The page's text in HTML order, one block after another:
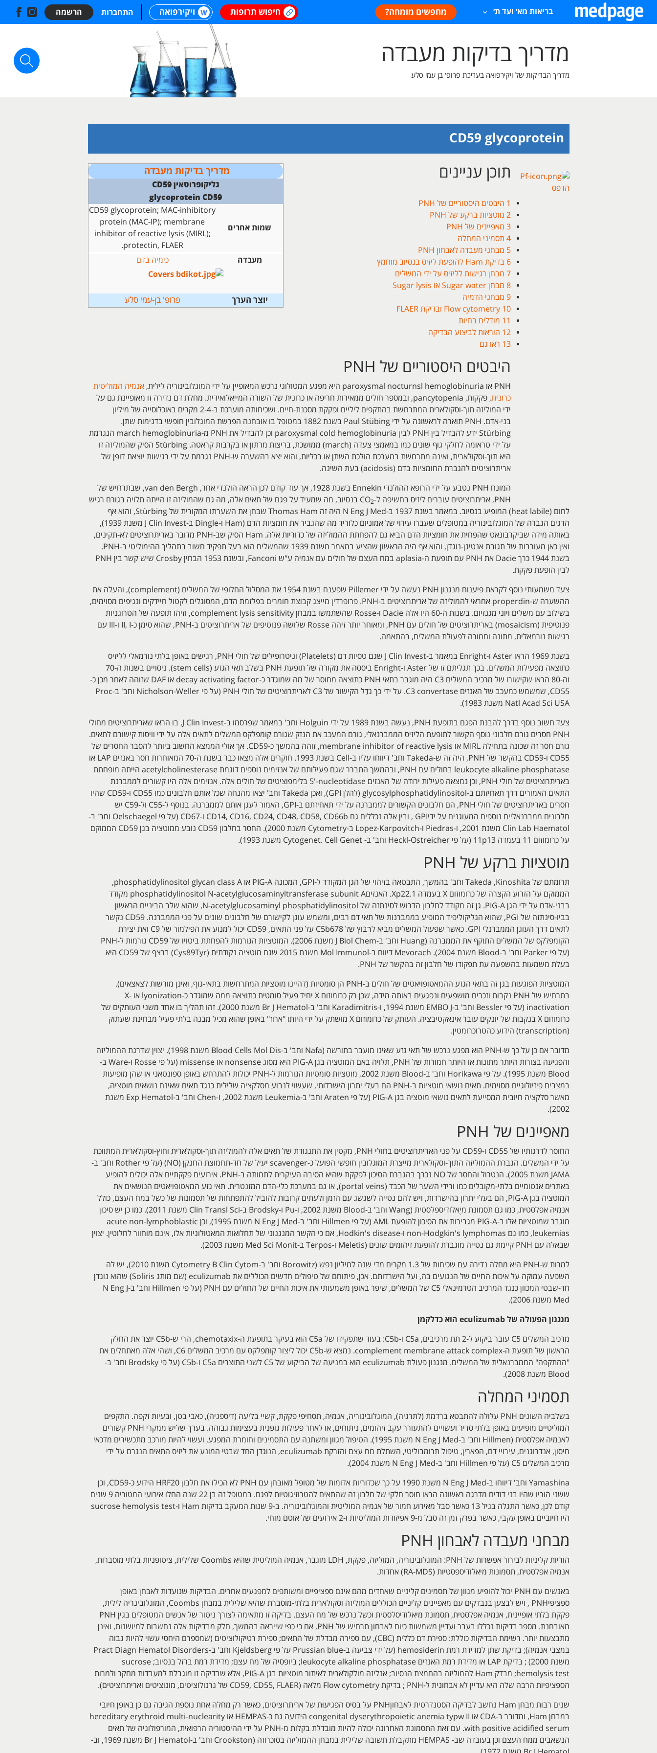
בריאות מא׳ ועד ת׳ מחפשים מומחה? חיפוש תרופות ויקירפואה התחברות הרשמה
מדריך בדיקות מעבדה
מדריך הבדיקות של ויקירפואה בעריכת פרופ׳ בן עמי סלע
CD59 glycoprotein
הדפס
מדריך בדיקות מעבדה
גליקופרוטאין CD59
glycoprotein CD59
שמות אחרים
CD59 glycoprotein; MAC-inhibitory
protein (MAC-IP); membrane
inhibitor of reactive lysis (MIRL);
protectin, FLAER.
מעבדה
כימיה בדם
יוצר הערך פרופ' בן-עמי סלע
תוכן עניינים
1 היבטים היסטוריים של PNH
2 מוטציות ברקע של PNH
3 מאפיינים של PNH
4 תסמיני המחלה
5 מבחני מעבדה לאבחון PNH
6 בדיקת Ham להופעת ליזיס בנסיוב מוחמץ
7 מבחן רגישות לליזיס על ידי המשלים
8 מבחן Sugar water או Sugar lysis
9 מבחני הדמיה
10 Flow cytometry ובדיקת FLAER
11 מודלים בחיות
12 הוראות לביצוע הבדיקה
13 ראו גם
היבטים היסטוריים של PNH
PNH או paroxysmal nocturnsl hemoglobinuria היא מפגע המטולוגי נרכש המאופיין על ידי המוגלובינוריה לילית,
אנמיה המוליטית
כרונית
, פקקות, pancytopenia, ובמספר חולים ממאירות חריפה או כרונית של השורה המייאלואידית. מחלת דם נדירה זו מאופיינת גם על
ידי המוליזה תוך-וסקולארית המתרחשת בהתקפים ליליים ופקקת מסכנת-חיים. ושכיחותה מוערכת ב-2-4 מקרים באוכלוסייה של מיליון
בני-אדם. PNH תוארה לראשונה על ידי Paul Stübing בשנת 1882 במטופל בו אובחנה הפרשת המוגלובין חופשי בדגימות שתן.
Stürbing ידע להבדיל בין PNH לבין paroxysmal cold hemoglobinuria וכן להבדיל את PNH מ-march hemoglobinuria הנגרמת
על ידי טראומה לחלקי גוף שונים כמו במאמצי צעדה (march) ממושכת, בריצות מרתון או בקרבות קראטה. Stürbing הסיק שהמוליזה זו
היא תוך-וסקולארית, ואינה מתרחשת במערכת הולכת השתן או בכליות, והוא יצא בהשערה ש-PNH נגרמת על ידי רגישות יוצאת דופן של
אריתרוציטים להגברת החומציות בדם (acidosis) בעת השינה.
המונח PNH נטבע על ידי הרופא ההולנדי Ennekin בשנת 1928, אך עוד קודם לכן הראה הולנדי אחר, van den Bergh, שבתרחיש של
PNH, אריתרוציטים עוברים ליזיס בחשיפה ל-CO
2
בנסיוב, מה שמעיד על פגם של תאים אלה, מה גם שהמוליזה זו הייתה תלויה בגורם רגיש
לחום (heat labile) המופיע בנסיוב. במאמר בשנת 1937 ב-N Eng J Med היה זה Thomas Ham שבחן את השערתו המקורית של Stürbing, והוא אף
הדגים הגברה של המוגלובינוריה במטופלים שעברו עירוי של אמוניום כלוריד מה שהגביר את חומציות הדם (Ham ו-Dingle ב-J Clin Invest משנת 1939),
באותה מידה שביקרבונאט שהפחית את חומציות הדם הביא גם להפחתת ההמוליזה של כדוריות אלה. Ham הסיק שב-PNH מדובר באריתרוציטים לא-תקינים,
ואין כאן מעורבות של תגובת אנטיגן-נוגדן, והוא אף היה הראשון שהציע במאמר משנת 1939 שהמשלים הוא בעל תפקיד חשוב בתהליך ההימוליטי ב-PNH.
בשנת 1944 כרך Dacie את PNH עם תופעת ה-aplasia במח העצם של חולים עם אנמיה ע"ש Fanconi, ובשנת 1953 הבחין Crosby שיש קשר בין PNH
לבין הופעת פקקת.
צעד משמעותי נוסף לקראת פיענוח מנגנון PNH נעשה על ידי Pillemer שפענח בשנת 1954 את המסלול החלופי של המשלים (complement), והעלה את
ההשערה ש-properdin אחראי להמוליזה של אריתרוציטים ב-PNH. פרופרדין מייצג קבוצת חומרים בפלזמת הדם, המסוגלים לקטול חיידקים ונגיפים מסוימים,
בשילוב עם משלים ויוני מגנזיום. בשנות ה-60 היו אלה Dacie ו-Rosse שהשתמשו במבחן complement lysis sensitivity, וזיהו תופעה של הטרוגניות
פנוטיפית (mosaicism) באריתרוציטים של חולים עם PNH, ומאוחר יותר זיהה Rosse שלושה פנוטיפים של אריתרוציטים ב-PNH, שהוא סימן כ-II, I ו-III עם
רגישות נורמאלית, מתונה וחמורה לפעולת המשלים, בהתאמה.
בשנת 1969 הראו Aster ו-Enright במאמר ב-J Clin Invest שגם טסיות דם (Platelets) וניטרופילים של חולי PNH, רגישים באופן בלתי נורמאלי לליזיס
כתוצאה מפעילות המשלים. בכך תגליתם זו של Aster ו-Enright ביססה את מקורה של תופעת PNH בשלב תאי הגזע (stem cells). ניסויים בשנות ה-70
וה-80 הראו שקישורו של מרכיב המשלים C3 היה מוגבר בתאי PNH כתוצאה מחוסר של מה שמוגדר כ-decay activating factor או DAF שזוהה לאחר מכן כ-
CD55, שמשמש כמעכב של האנזים C3 convertase. על ידי כך גדֵל הקישור של C3 לאריתרוציטים של חולי PNH (על פי Nicholson-Weller וחב' ב-Proc
Natl Acad Sci USA משנת 1983).
צעד חשוב נוסף בדרך להבנת הפגם בתופעת PNH, נעשה בשנת 1989 על ידי Holguin וחב' במאמר שפרסמו ב-J Clin Invest, בו הראו שאריתרוציטים מחולי
PNH חסרים גורם חלבוני נוסף הקשור לתופעת הליזיס הממברנאלי, גורם המעכב את הנזק שגורם קומפלקס המשלים לתאים אלה על ידי וויסות קישורם לתאים.
גורם חסר זה שכונה בתחילה MIRL או membrane inhibitor of reactive lysis, זוהה בהמשך כ-CD59. אך אולי הממצא החשוב ביותר להסבר החסרים של
CD55 ו-CD59 בהקשר של PNH, היה זה ש-Takeda וחב' דיווחו עליו ב-Cell בשנת 1993. חוקרים אלה מצאו כבר בשנת ה-70 המאוחרות חסר באנזים LAP או
leukocyte alkaline phosphatase בחולים עם PNH, ובהמשך התברר שגם פעילותם של אנזימים נוספים דוגמת acetylcholinesterase הייתה מופחתת
באריתרוציטים של חולי PNH, וכן נמצאה פעילות ירודה של האנזים nucleotidase-‏'5 בלימפוציטים של חולים אלה. אנזימים אלה היו קשורים לממברנת
התאים האמורים דרך תאחיזתם ב-glycosylphosphatidylinositol (להלן GPI), ואכן Takeda וחב' יצאו מהנחה שכל אותם חלבונים כמו CD55 ו-CD59 שהיו
חסרים באריתרוציטים של חולי PNH, הם חלבונים הקשורים לממברנה על ידי תאחיזתם ב-GPI, האמור לעגן אותם לממברנה. בנוסף ל-C55 ול-C59 יש
חלבונים ממברנאליים נוספים המעוגנים על ידיGPI , ובין אלה נכללים גם CD14, CD16, CD24, CD48, CD58, CD66b ו-CD67 (על פי Oelschaegel וחב' ב-
Clin Lab Haematol משנת 2001, ו-Piedras ו-Lopez-Karpovitch ב-Cytometry משנת 2000). החסר בחלבון CD59 נובע ממוטציה בגן CD59 הממוקם
על כרומוזום 11 בעמדה 11p13 (על פי Heckl-Ostreicher וחב' ב- Cytogenet. Cell Genet משנת 1993).
מוטציות ברקע של PNH
תרומתם של Takeda ,Kinoshita וחב' בהמשך, התבטאה בזיהוי של הגן המקודד ל-GPI, המכונה PIG-A או phosphatidylinositol glycan class A,
הממוקם על הזרוע הקצרה של כרומוזום X בעמדה Xp22.1. האנזיםphosphatidylinositol N-acetylglucosaminyltransferase subunit A מקודד
בבני-אדם על ידי הגן PIG-A. גן זה מקודד לחלבון הדרוש לסינתזה של N-acetylglucosaminyl phosphatidylinositol, שהוא שלב הביניים הראשון
בביו-סינתזה של PGI, שהוא הגליקוליפיד המופיע בממברנות של תאי דם רבים, ומשמש עוגן לקישורם של חלבונים שונים על פני הממברנה. CD59 נקשר
לתאים דרך העוגן הממברנלי GPI. כאשר שפעול המשלים מביא לרׅבּוץ של C5b678 על פני התאים, CD59 יכול למנוע את הפילמור של C9 ואת יצירת
הקומפלקס של המשלים התוקף את הממברנה (Huang וחב' ב-J Biol Chem משנת 2006). המוטציות הגורמות להפחתת ביטויו של CD59 גורמות ל-PNH
(על פי Parker וחב' ב-Blood משנת 2004). Mevorach דיווח ב-Mol Immunol משנת 2015 שגם מוטציה נקודתית (Cys89Tyr) ברצף של CD59 היא
בעלת משמעות בהשפעה עת תפקודו של חלבון זה בהקשר של PNH.
המוטציות הפוגעות בגן זה בתאי הגזע ההמאטופויאטים של חולים ב-PNH הן סומטיות (דהיינו מוטציות המתרחשות בתאי-גוף, ואינן מורשות לצאצאים).
בתרחיש של PNH נקבות וזכרים מושפעים ונפגעים באותה מידה, שכן רק כרומוזום X יחיד פעיל סומטית כתוצאה ממה שמוגדר כ-lyonization או X-
inactivation (על פי Bessler וחב' ב-EMBO J משנת 1994, ו-Karadimitris וחב' ב-Br J Hematol משנת 2000). זהו תהליך בו אחד משני העותקים של
כרומוזום X בנקבות של יונקים עובר אינאקטיבציה. העותק של כרומוזום X מושתק על ידי היותו "ארוז" באופן שהוא מכיל מבנה בלתי פעיל מבחינת שעתוק
(transcription) הידוע כהטרוכרומטין.
מדובר אם כן על כך ש-PNH הוא מפגע נרכש של תאי גזע שאינו מועבר בתורשה (Nafa וחב' ב-Blood Cells Mol Dis משנת 1998). יצוין שדרגת ההמוליזה
והפגיעה בצורות היותר מתונות או היותר חמורות של PNH, תלויה באם המוטציה בגן PIG-A היא מסוג nonsense או missense (על פי Rosse ו-Ware ב-
Blood משנת 1995). על פי Horikawa וחב' ב-Blood משנת 2002, מוטציות סומטיות הגורמות ל-PNH יכולות להתרחש באופן ספונטאני או שהן מופיעות
במצבים פיזיולוגיים מסוימים. תאים נושאי מוטציות ב-PNH הם בעלי יתרון הישרדותי, שעשוי לנבוע מסלקציה שלילית כנגד תאים שאינם נושאים מוטציה,
מאשר סלקציה חיובית המסייעת לתאים נושאי מוטציה בגן PIG-A (על פי Araten וחב' ב-Leukemia משנת 2002, ו-Chen וחב' ב-Exp Hematol משנת
2002).
מאפיינים של PNH
החוסר לדרגותיו של CD55 ו-CD59 על פני האריתרוציטים בחולי PNH, מקטין את התנגודת של תאים אלה להמוליזה תוך-וסקולארית וחוץ-וסקולארית המתווכת
על ידי המשלים. הגברת ההמוליזה התוך-וסקולארית מייצרת המוגלובין חופשי הפועל כ-scavenger יעיל של חד-תחמוצת החנקן (NO) (על פי Rother וחב' ב-
JAMA משנת 2005). הנטרול והחסר של NO נכרך בהגברת הסיכון לפקקת שהיא הסיבה העיקרית לתמותה ב-PNH. אירועים פקקתיים אלה יכולים להופיע
באתרים אנטומיים בלתי-מקובלים כמו ורידי השער של הכבד (portal veins), או גם במערכת כלי-הדם המזנטרית. תאי גזע המאטופויאטים הנושאים את
המוטציה בגן PIG-A, הם בעלי יתרון בהישרדות, ויש להם נטייה לשגשג עם הזמן ולעתים קרובות להוביל להתפתחות של תסמונות של כשל במח העצם, כולל
אנמיה אפלסטית, כמו גם תסמונת מיֶאלודיספלסטית (Wang וחב' ב-Blood משנת 2002, ו-Pu ו-Brodsky ב-Clin Transl Sci משנת 2011). כמו כן יש סיכון
מוגבר שמוטציות אלו ב-PIG-A מגבירות את הסיכון להופעת AML (על פי Hillmen וחב' ב-N Eng J Med משנת 1995), וכן acute non-lymphoblastic
leukemias, כמו גם non-Hodgkin's lymphomas ו-Hodkin's disease, אם כי הקשר המנגנוני של תחלואות המאטולוגיות אלו, אינם מוחוור לחלוטין. יצוין
שבאלה עם PNH קיימת גם נטייה מוגברת להופעת זיהומים שונים (Meletis ו-Terpos ב-Med Sci Monit משנת 2003).
למרות ש-PNH היא מחלה נדירה עם שכיחות של 1.3 מקרים מדי שנה למיליון נפש (Borowitz וחב' ב-Cytometry B Clin Cytom משנת 2010), יש לה
השפעה עמוקה על איכות החיים של הנגועים בה, ועל הישרדותם. אכן, פיתוחם של טיפולים חדשים הכוללים את eculizumab (שם מותג Soliris) שהוא נוגדן
חד-שבטי המכוון כנגד המרכיב הטרמינאלי C5 של המשלים, שיפר באופן משמעותי את איכות החיים של החולים עם PNH (על פי Hillmen וחב' ב-N Eng J
Med משנת 2006).
מנגנון הפעולה של eculizumab הוא כדלקמן
מרכיב המשלים C5 עובר ביקוע ל-2 תת מרכיבים, C5a ו-C5b: בעוד שתפקידו של C5a הוא בעיקר בתופעת ה-chemotaxix, הרי ש-C5b יוצר את החלק
הראשון של תופעת ה-complement membrane attack complex. נמצא ש-C5b יכול ליצור קומפלקס עם מרכיב המשלים C6, ושהי אלה מאתחלים את
"ההתקפה" הממברנאלית של המשלים. מנגנון פעולת eculizumab הוא במניעה של הביקוע של C5 לשני התוצרים C5a ו-C5b (על פי Brodsky וחב' ב-
Blood משנת 2008).
תסמיני המחלה
בשלביה השונים PNH עלולה להתבטא ברדמת (לתרגיה), המוגלובינוריה, אנמיה, תסחיפי פקקת, קשיי בליעה (דיספגיה), כאבי בטן, ובעיות זקפה. התקפים
המוליטיים מופיעים באופן בלתי סדיר ועשויים להתעורר עקב זיהומים, ניתוחים, או לאחר פעילות גופנית בעצימות גבוהה. בערך שליש ממקרי PNH קשורים
לאנמיה אפלסטית (Hillmen וחב' ב-N Eng J Med משנת 1995). הטיפול מגוון ומשתנה עם התסמינים וחומרת המפגע, ועשוי להיות מורכב מתכשירים מדכאי
חיסון, אנדרוגנים, עירויי דם, הפארין, טיפול תרומבוליטי, השתלת מח עצם והזרקת eculizumab, הנוגדן החד שבטי המונע את ליזיס התאים הנגרם על ידי
מרכיב המשלים C5 (על פי Hillmen וחב' ב-N Eng J Med משנת 2004).
Yamashina וחב' דיווחו ב-N Eng J Med משנת 1990 על כך שכדוריות אדומות של מטופל מאובחן עם PNH לא הכילו את חלבון HRF20 הידוע כ-CD59, וכן
ששני הוריו שהיו בני דודים מדרגה ראשונה הראו חוסר חלקי של חלבון זה שהתאים להטרוזיגוטיות לפגם. במטופל זה בן 22 שנה החלו אירועי המטוריה 9 שנים
קודם לכן, כאשר התגלה בגיל 13 כאשר סבל מאירוע חמור של אנמיה המוליטית והמוגלובינוריה. ב-9 שנות המעקב בדיקות Ham ו-sucrose hemolysis test
היו חיוביים באופן עקבי, כאשר בפרק זמן זה סבל מ-9 אפיזודות המוליטיות ו-2 אירועים של אוטם מוחי.
מבחני מעבדה לאבחון PNH
הוריות קליניות לבירור אפשרות של PNH: המוגלובינוריה, המוליזה, פקקת, LDH מוגבר, אנמיה המוליטית שהיא Coombs שלילית, ציטופניות בלתי מוסברות,
אנמיה אפלסטית, תסמונות מיאלודיספסטיות (RA-MDS) אחדות.
באנשים עם PNH יכול להופיע מגוון של תסמינים קליניים שאחדים מהם אינם ספציפיים ומשותפים למפגעים אחרים. הבדיקות שנועדות לאבחן באופן
ספציפיPNH , ויש לבצען בנבדקים עם מאפיינים קליניים הכוללים המוליזה וסקולארית בלתי-מוסברת שהיא שלילית במבחן Coombs, המוגלובינריה לילית,
פקקת בלתי אופיינית, אנמיה אפלסטית, תסמונת מיאלודיסלסטית וכשל נרכש של מח העצם. בדיקה זו מתאימה לצורך ניטור של אנשים המטופלים בגין PNH
מאובחנת. מספר בדיקות נכללו בעבר ועדיין משמשות כיום לאבחון תרחיש של PNH, אם כי כפי שייראה בהמשך, חלק מבדיקות אלה נחשבות למיושנות, ואינן
מתבצעות יותר. רשימת הבדיקות כוללת: ספירת דם כללית (CBC), עם ספירה מבדלת של התאים; ספירת רטיקולוציטים (שמספרם היחסי עשוי להיות גבוה
במצבי אנמיה); בדיקת שתן למדידת רמת hemosiderin (על ידי צביעה ב-Prussian blue על פי Kjeldsberg וחב' ב-Pract Diagn Hematol Disorders
משנת 2000) ; בדיקת LAP או מדידת רמת האנזים leukocyte alkaline phosphatase; ביופסיה של מח עצם; מדידת רמת ברזל בנסיוב; sucrose
hemolysis test; מבדק Ham להמוליזה בהחמצת הנסיוב; אנליזה מולקולארית לאיתור מוטציות בגן PIG-A, אלא שבדיקה זו מוגבלת למעבדות מחקר ולמרות
הספציפיות הרבה שלה היא עדיין לא אבחונית ל-PNH ; בדיקת Flow cytometry מלאה (CD59, CD55, FLAER של גרנולוציטים, מונוציטים ואריתרוציטים).
שנים רבות מבחן Ham נחשב לבדיקה הסטנדרטית לאבחוןPNH על בסיס הפגיעוּת של אריתרוציטים, כאשר רק מחלה אחת נוספת הגיבה גם כן באופן חיובי
במבחן Ham, ומדובר ב-CDA או congenital dyserythropoietic anemia typw II הידועה גם כ-HEMPAS או hereditary erythroid multi-nuclearity
with positive acidified serum. עם זאת התסמונת האחרונה יכולה להיות מובדלת בקלות מ-PNH על ידי ההיסטוריה הרפואית, המורפולוגיה של תאים
הנשאבים ממח העצם וכן בעובדה שב- HEMPAS מתקבלת תשובה שלילית במבחן ההמוליזה בסוכרוזה (Crookston וחב' ב-Br J Hematol משנת 1969, וב-